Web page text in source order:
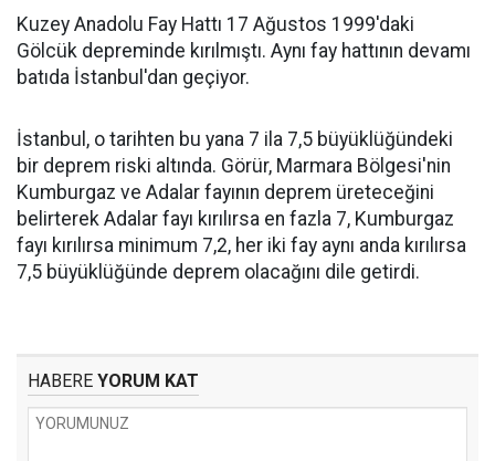
Kuzey Anadolu Fay Hattı 17 Ağustos 1999'daki
Gölcük depreminde kırılmıştı. Aynı fay hattının devamı
batıda İstanbul'dan geçiyor.
İstanbul, o tarihten bu yana 7 ila 7,5 büyüklüğündeki
bir deprem riski altında. Görür, Marmara Bölgesi'nin
Kumburgaz ve Adalar fayının deprem üreteceğini
belirterek Adalar fayı kırılırsa en fazla 7, Kumburgaz
fayı kırılırsa minimum 7,2, her iki fay aynı anda kırılırsa
7,5 büyüklüğünde deprem olacağını dile getirdi.
HABERE YORUM KAT